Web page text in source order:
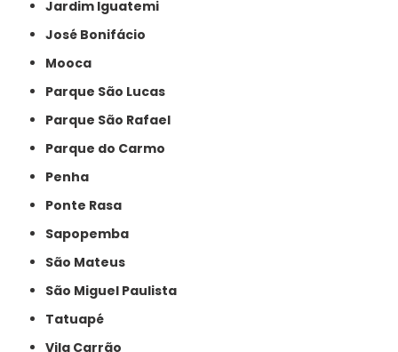
Jardim Iguatemi
José Bonifácio
Mooca
Parque São Lucas
Parque São Rafael
Parque do Carmo
Penha
Ponte Rasa
Sapopemba
São Mateus
São Miguel Paulista
Tatuapé
Vila Carrão